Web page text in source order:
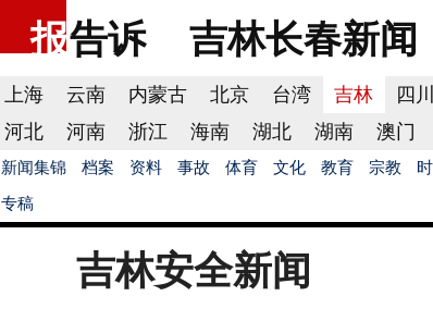
报告诉 吉林长春新闻
上海 云南 内蒙古 北京 台湾 吉林 四川
河北
河南 浙江 海南 湖北 湖南 澳门
新闻集锦 档案 资料 事故 体育 文化 教育 宗教
专稿
吉林安全新闻